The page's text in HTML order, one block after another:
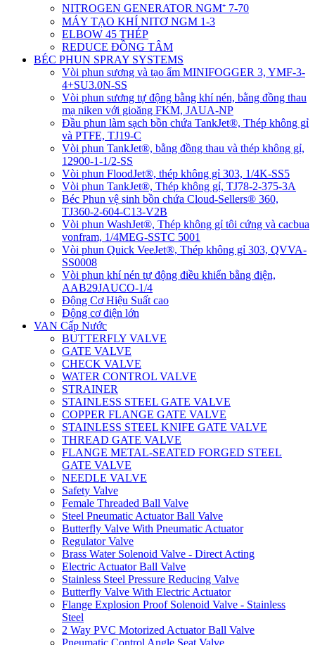
NITROGEN GENERATOR NGM⁺ 7-70
MÁY TẠO KHÍ NITƠ NGM 1-3
ELBOW 45 THÉP
REDUCE ĐỒNG TÂM
BÉC PHUN SPRAY SYSTEMS
Vòi phun sương và tạo ẩm MINIFOGGER 3, YMF-3-
4+SU3.0N-SS
Vòi phun sương tự động bằng khí nén, bằng đồng thau
mạ niken với gioăng FKM, JAUA-NP
Đầu phun làm sạch bồn chứa TankJet®, Thép không gỉ
và PTFE, TJ19-C
Vòi phun TankJet®, bằng đồng thau và thép không gỉ,
12900-1-1/2-SS
Vòi phun FloodJet®, thép không gỉ 303, 1/4K-SS5
Vòi phun TankJet®, Thép không gỉ, TJ78-2-375-3A
Béc Phun vệ sinh bồn chứa Cloud-Sellers® 360,
TJ360-2-604-C13-V2B
Vòi phun WashJet®, Thép không gỉ tôi cứng và cacbua
vonfram, 1/4MEG-SSTC 5001
Vòi phun Quick VeeJet®, Thép không gỉ 303, QVVA-
SS0008
Vòi phun khí nén tự động điều khiển bằng điện,
AAB29JAUCO-1/4
Động Cơ Hiệu Suất cao
Động cơ điện lớn
VAN Cấp Nước
BUTTERFLY VALVE
GATE VALVE
CHECK VALVE
WATER CONTROL VALVE
STRAINER
STAINLESS STEEL GATE VALVE
COPPER FLANGE GATE VALVE
STAINLESS STEEL KNIFE GATE VALVE
THREAD GATE VALVE
FLANGE METAL-SEATED FORGED STEEL
GATE VALVE
NEEDLE VALVE
Safety Valve
Female Threaded Ball Valve
Steel Pneumatic Actuator Ball Valve
Butterfly Valve With Pneumatic Actuator
Regulator Valve
Brass Water Solenoid Valve - Direct Acting
Electric Actuator Ball Valve
Stainless Steel Pressure Reducing Valve
Butterfly Valve With Electric Actuator
Flange Explosion Proof Solenoid Valve - Stainless
Steel
2 Way PVC Motorized Actuator Ball Valve
Pneumatic Control Angle Seat Valve